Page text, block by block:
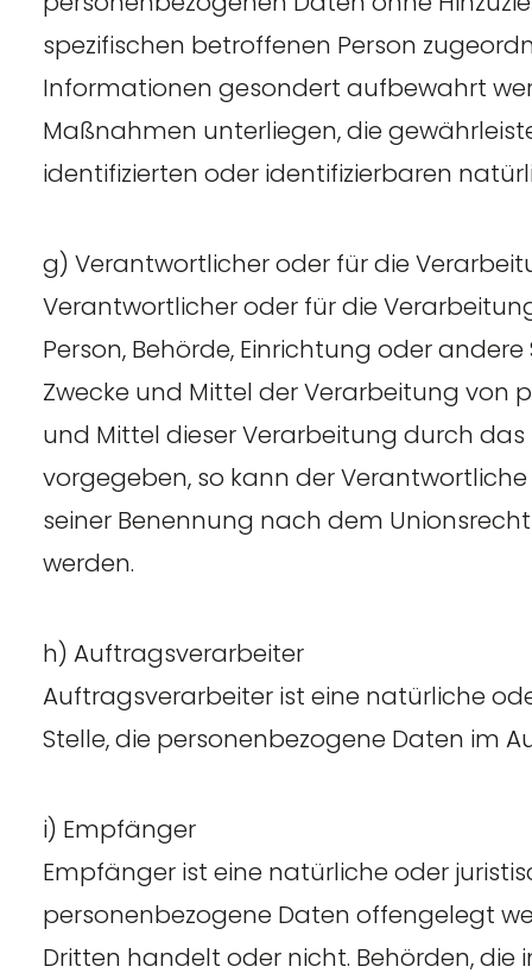
spezifischen betroffenen Person
Informationen gesondert aufbewahrt
Maßnahmen unterliegen, die
identifizierten oder identifizierbaren
g) Verantwortlicher oder für die
Verantwortlicher oder für die
Person, Behörde, Einrichtung oder
Zwecke und Mittel der Verarbeitung von
und Mittel dieser Verarbeitung durch
vorgegeben, so kann der
seiner Benennung nach dem
werden.
h) Auftragsverarbeiter
Auftragsverarbeiter ist eine natürliche
Stelle, die personenbezogene Daten im
i) Empfänger
Empfänger ist eine natürliche oder
personenbezogene Daten offengelegt
Dritten handelt oder nicht. Behörden,